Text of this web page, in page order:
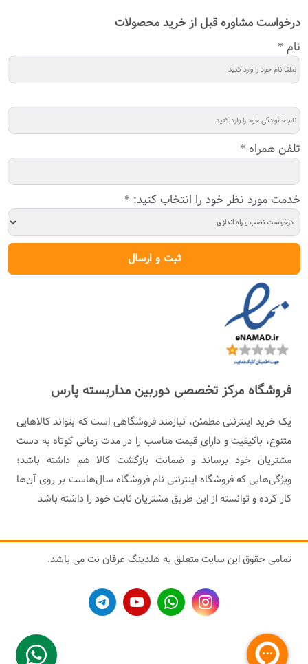
درخواست مشاوره قبل از خرید محصولات
فرم
درخواست
نام *
تلفن همراه *
خدمت مورد نظر خود را انتخاب کنید: *
ثبت و ارسال
فروشگاه مرکز تخصصی دوربین مداربسته پارس
یک خرید اینترنتی مطمئن، نیازمند فروشگاهی است که بتواند کالاهایی
متنوع، باکیفیت و دارای قیمت مناسب را در مدت زمانی کوتاه به دست
مشتریان خود برساند و ضمانت بازگشت کالا هم داشته باشد؛
ویژگی‌هایی که فروشگاه اینترنتی نام فروشگاه سال‌هاست بر روی آن‌ها
کار کرده و توانسته از این طریق مشتریان ثابت خود را داشته باشد
تمامی حقوق این سایت متعلق به هلدینگ عرفان نت می باشد.